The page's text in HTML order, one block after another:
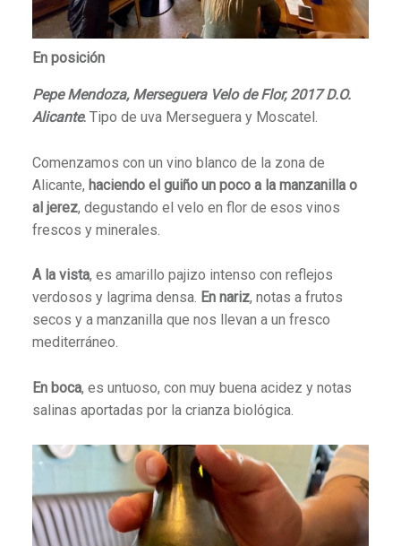
En posición
Pepe Mendoza, Merseguera Velo de Flor, 2017 D.O.
Alicante. Tipo de uva Merseguera y Moscatel.
Comenzamos con un vino blanco de la zona de
Alicante, haciendo el guiño un poco a la manzanilla o
al jerez, degustando el velo en flor de esos vinos
frescos y minerales.
A la vista, es amarillo pajizo intenso con reflejos
verdosos y lagrima densa. En nariz, notas a frutos
secos y a manzanilla que nos llevan a un fresco
mediterráneo.
En boca, es untuoso, con muy buena acidez y notas
salinas aportadas por la crianza biológica.